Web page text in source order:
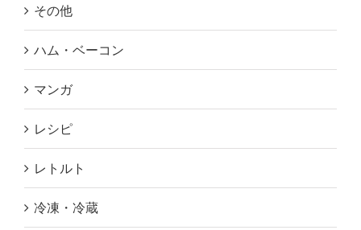
その他
ハム・ベーコン
マンガ
レシピ
レトルト
冷凍・冷蔵